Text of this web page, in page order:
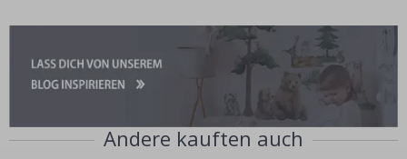
Andere kauften auch